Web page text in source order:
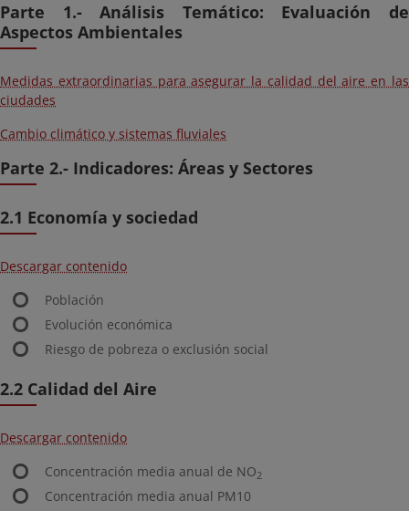
Parte 1.- Análisis Temático: Evaluación de
Aspectos Ambientales
Medidas extraordinarias para asegurar la calidad del aire en las
ciudades
Cambio climático y sistemas fluviales
Parte 2.- Indicadores: Áreas y Sectores
2.1 Economía y sociedad
Descargar contenido
Población
Evolución económica
Riesgo de pobreza o exclusión social
2.2 Calidad del Aire
Descargar contenido
Concentración media anual de NO2
Concentración media anual PM10